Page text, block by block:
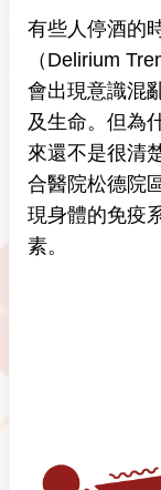
有些人停酒的
（Delirium
會出現意識混
及生命。但為
來還不是很清
合醫院松德院
現身體的免疫
素。